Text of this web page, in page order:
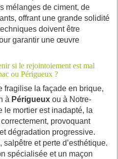
mélanges de ciment, de
offrant une grande solidité
doivent être
garantir une œuvre
si le rejointoiement est mal
ou Périgueux ?
fragilise la façade en brique,
à Périgueux ou à Notre-
le mortier est inadapté, la
provoquant
dégradation progressive.
et perte d’esthétique.
spécialisée et un maçon